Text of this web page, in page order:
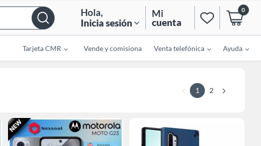
Hola,
Inicia sesión
Mi
cuenta
0
Tarjeta CMR Vende y comisiona Venta telefónica Ayuda
1 2